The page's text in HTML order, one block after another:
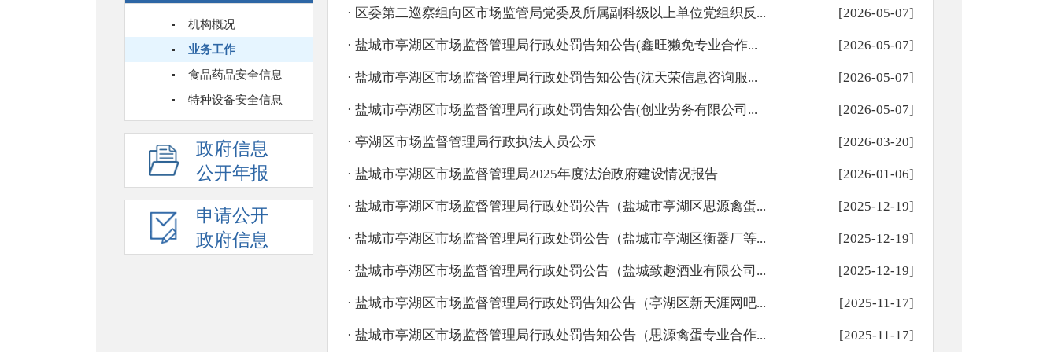
机构概况
业务工作
食品药品安全信息
特种设备安全信息
政府信息
公开年报
申请公开
政府信息